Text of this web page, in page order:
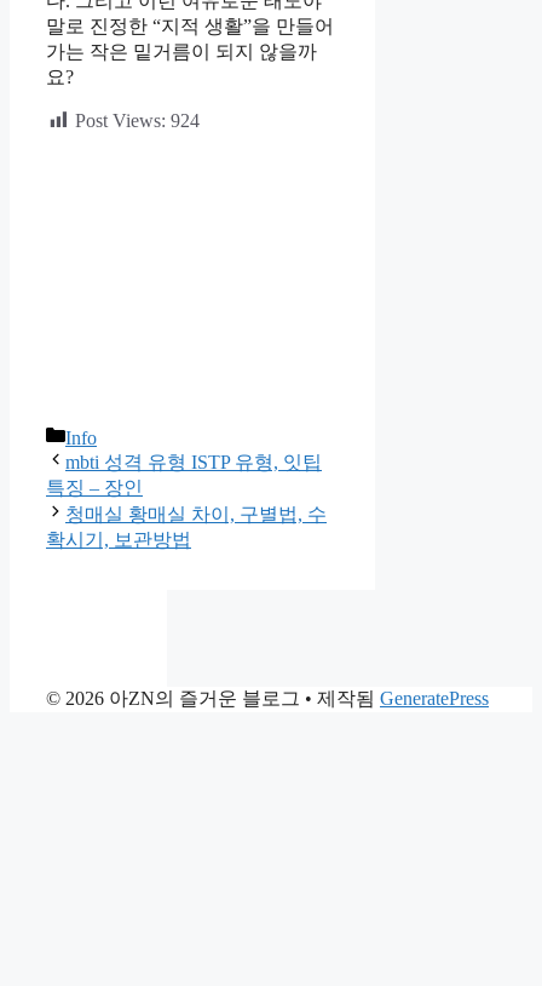
말로 진정한 “지적 생활”을 만들어
가는 작은 밑거름이 되지 않을까
요?
Post Views: 924
카
테
고
리
Info
mbti 성격 유형 ISTP 유형, 잇팁
특징 – 장인
청매실 황매실 차이, 구별법, 수
확시기, 보관방법
© 2026 아ZN의 즐거운 블로그 • 제작됨 GeneratePress